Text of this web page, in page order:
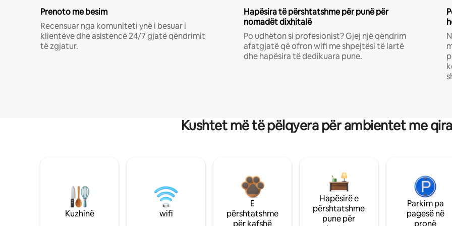
Prenoto me besim
Recensuar nga komuniteti ynë i besuar i
klientëve dhe asistencë 24/7 gjatë qëndrimit
të zgjatur.
Hapësira të përshtatshme për punë për
nomadët dixhitalë
Po udhëton si profesionist? Gjej një qëndrim
afatgjatë që ofron wifi me shpejtësi të lartë
dhe hapësira të dedikuara pune.
Kushtet më të pëlqyera për ambientet me
Kuzhinë wifi
E
përshtatshme
për kafshë
Hapësirë e
përshtatshme
pune për
Parkim pa
pagesë në
pronë